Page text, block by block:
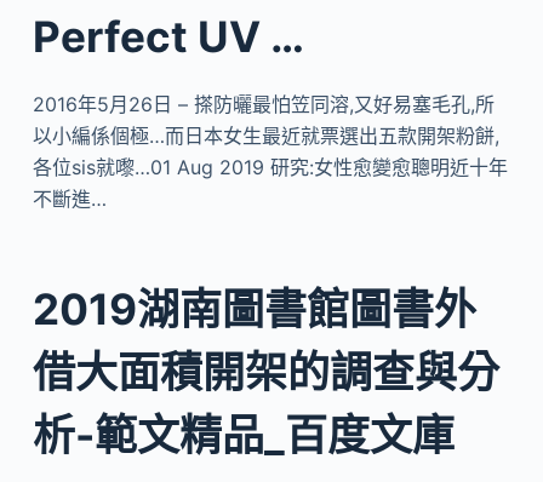
Perfect UV …
2016年5月26日 – 搽防曬最怕笠同溶,又好易塞毛孔,所
以小編係個極…而日本女生最近就票選出五款開架粉餅,
各位sis就嚟…01 Aug 2019 研究:女性愈變愈聰明近十年
不斷進…
2019湖南圖書館圖書外
借大面積開架的調查與分
析-範文精品_百度文庫